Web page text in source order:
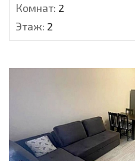
Комнат: 2
Этаж: 2